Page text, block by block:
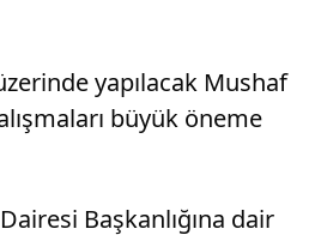
yapılacak Mushaf
büyük öneme
Başkanlığına dair